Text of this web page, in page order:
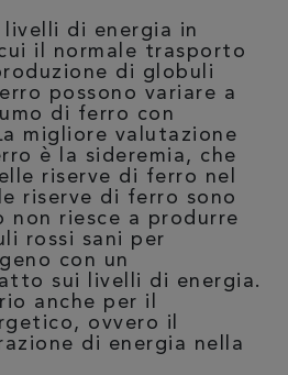
livelli di energia in
il normale trasporto
di globuli
possono variare a
di ferro con
migliore valutazione
è la sideremia, che
riserve di ferro nel
riserve di ferro sono
non riesce a produrre
rossi sani per
con un
sui livelli di energia.
anche per il
ovvero il
di energia nella